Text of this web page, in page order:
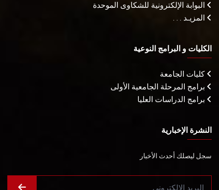
البوابة الإلكترونية للشكاوى الموحدة
المزيـد . . .
الكليات و البرامج النوعية
كليات الجامعة
برامج المرحلة الجامعية الأولى
برامج الدراسات العليا
النشرة الإخبارية
سجل ليصلك أحدث الأخبار